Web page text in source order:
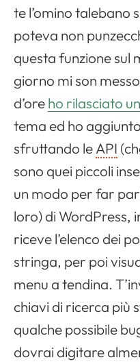
te l’omino talebano
poteva non
questa funzione sul
giorno mi son
d’oreho rilasciato
tema ed ho
sfruttando leAPI
sono quei piccoli
un modo per far
loro) di WordPress,
riceve l’elenco dei
stringa, per poi
menu a tendina.
chiavi di ricerca più
qualche possibile
dovrai digitare